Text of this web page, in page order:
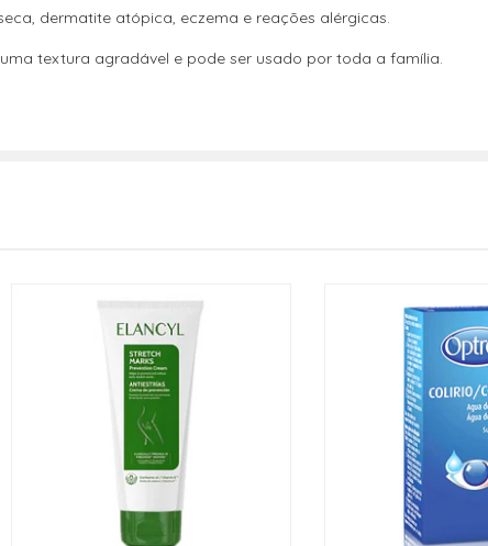
dermatite atópica, eczema e reações alérgicas.
textura agradável e pode ser usado por toda a família.